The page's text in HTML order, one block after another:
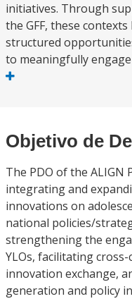
initiatives. Through
the GFF, these
structured
to meaningfully
Objetivo de
The PDO of the
integrating and
innovations on
national policies/
strengthening the
YLOs, facilitating
innovation exchange,
generation and policy